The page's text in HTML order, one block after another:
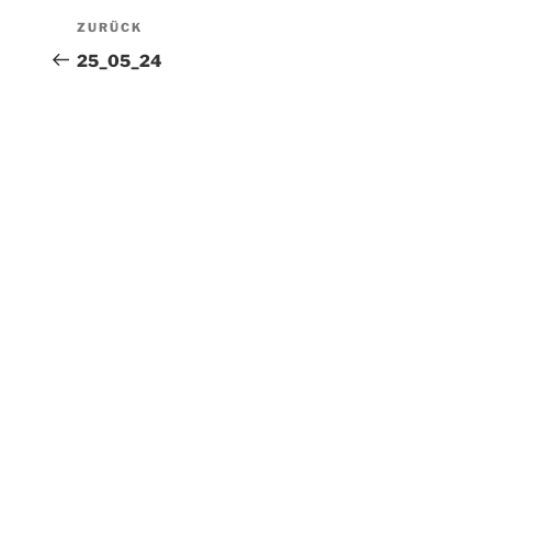
Beitragsnavigation
Vorheriger
Beitrag
ZURÜCK
25_05_24